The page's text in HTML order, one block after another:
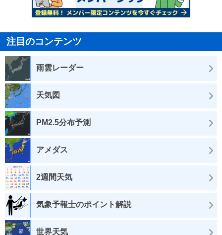
注目のコンテンツ
雨雲レーダー
天気図
PM2.5分布予測
アメダス
2週間天気
気象予報士のポイント解説
世界天気